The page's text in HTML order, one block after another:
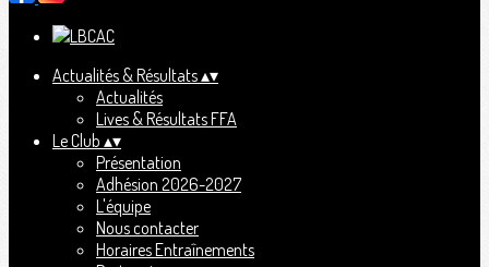
Actualités & Résultats▴▾
Actualités
Lives & Résultats FFA
Le Club ▴▾
Présentation
Adhésion 2026-2027
L'équipe
Nous contacter
Horaires Entraînements